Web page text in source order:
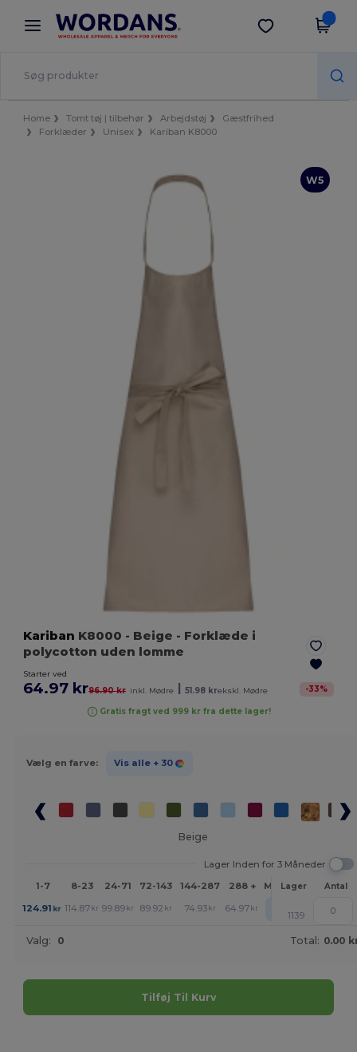
× Wordans-app
Bedre priser i appen!
Hent app
Home Tomt tøj | tilbehør Arbejdstøj
Gæstfrihed
Forklæder
Unisex Kariban K8000
W5
Kariban K8000 - Beige - Forklæde i
polycotton uden lomme
Starter ved
64.97 kr96.90 kr inkl. Mødre | 51.98 krekskl. Mødre -33%
Gratis fragt ved 999 kr fra dette lager!
Vælg en farve: Vis alle + 30
Beige
Lager Inden for 3 Måneder
1-7
8-23 24-71 72-143 144-287 288 + MereLager Antal
124.91 kr 114.87 kr 99.89 kr 89.92 kr 74.93 kr 64.97 kr
1139
Valg: 0 Total: 0.00
Tilføj Til Kurv